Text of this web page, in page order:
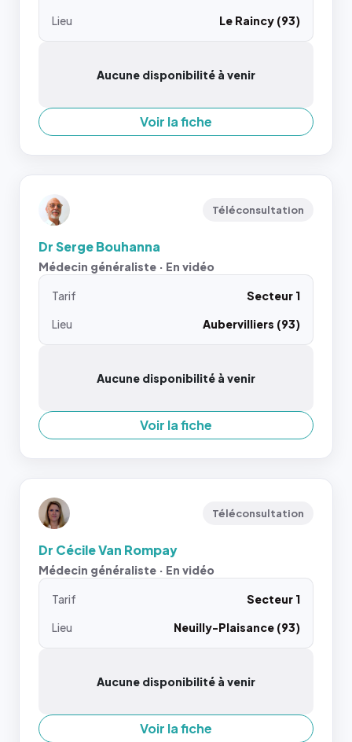
Lieu
Le Raincy (93)
Aucune disponibilité à venir
Voir la fiche
Téléconsultation
Dr Serge Bouhanna
Médecin généraliste · En vidéo
Tarif
Secteur 1
Lieu
Aubervilliers (93)
Aucune disponibilité à venir
Voir la fiche
Téléconsultation
Dr Cécile Van Rompay
Médecin généraliste · En vidéo
Tarif
Secteur 1
Lieu
Neuilly-Plaisance (93)
Aucune disponibilité à venir
Voir la fiche